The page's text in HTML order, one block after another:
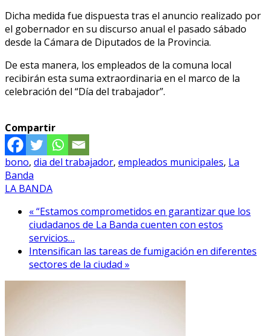
Dicha medida fue dispuesta tras el anuncio realizado por
el gobernador en su discurso anual el pasado sábado
desde la Cámara de Diputados de la Provincia.
De esta manera, los empleados de la comuna local
recibirán esta suma extraordinaria en el marco de la
celebración del “Día del trabajador”.
Compartir
bono, dia del trabajador, empleados municipales, La
Banda
LA BANDA
« “Estamos comprometidos en garantizar que los
ciudadanos de La Banda cuenten con estos
servicios…
Intensifican las tareas de fumigación en diferentes
sectores de la ciudad »